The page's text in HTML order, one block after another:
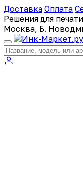
Доставка Оплата
Решения для
Москва, Б.